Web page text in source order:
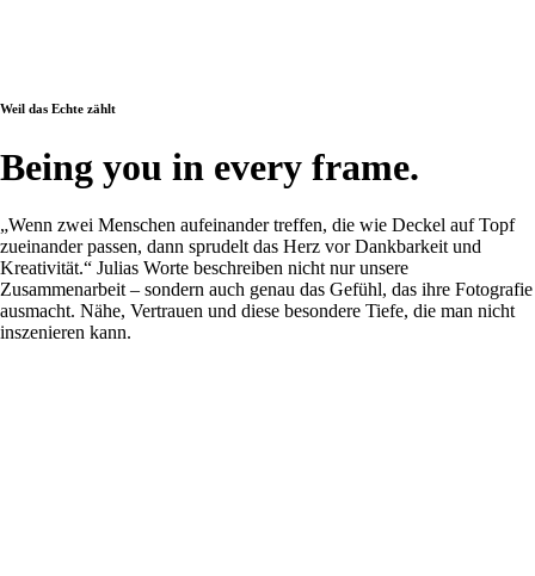
Weil das Echte zählt
Being you in every frame.
„Wenn zwei Menschen aufeinander treffen, die wie Deckel auf Topf
zueinander passen, dann sprudelt das Herz vor Dankbarkeit und
Kreativität.“ Julias Worte beschreiben nicht nur unsere
Zusammenarbeit – sondern auch genau das Gefühl, das ihre Fotografie
ausmacht. Nähe, Vertrauen und diese besondere Tiefe, die man nicht
inszenieren kann.